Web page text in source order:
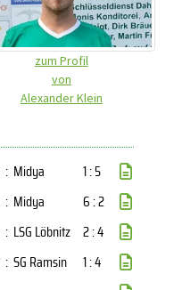
zum Profil
von
Alexander Klein
: Midya
1 : 5
: Midya
6 : 2
: LSG Löbnitz 2 : 4
: SG Ramsin
1 : 4